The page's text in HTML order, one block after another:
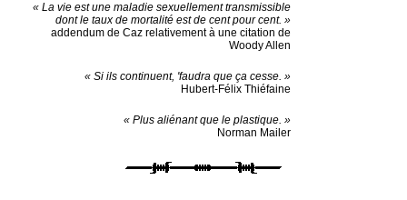
« La vie est une maladie sexuellement transmissible
dont le taux de mortalité est de cent pour cent. »
addendum de Caz relativement à une citation de
Woody Allen
« Si ils continuent, 'faudra que ça cesse. »
Hubert-Félix Thiéfaine
« Plus aliénant que le plastique. »
Norman Mailer